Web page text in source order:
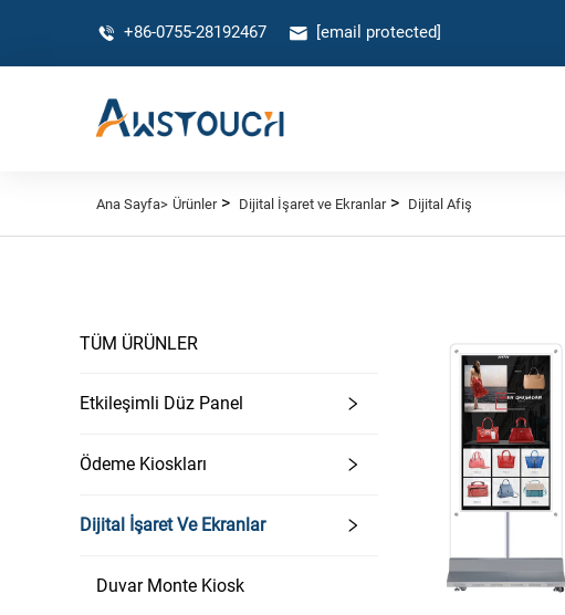
+86-0755-28192467 [email protected]
Ana Sayfa> Ürünler> Dijital İşaret ve Ekranlar> Dijital Afiş
TÜM ÜRÜNLER
Etkileşimli Düz Panel
Ödeme Kioskları
Dijital İşaret Ve Ekranlar
Duvar Monte Kiosk